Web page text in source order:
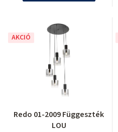
AKCIÓ
Redo 01-2009 Függeszték
LOU